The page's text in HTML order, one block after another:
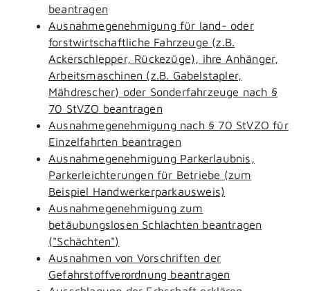
beantragen
Ausnahmegenehmigung für land- oder
forstwirtschaftliche Fahrzeuge (z.B.
Ackerschlepper, Rückezüge), ihre Anhänger,
Arbeitsmaschinen (z.B. Gabelstapler,
Mähdrescher) oder Sonderfahrzeuge nach §
70 StVZO beantragen
Ausnahmegenehmigung nach § 70 StVZO für
Einzelfahrten beantragen
Ausnahmegenehmigung Parkerlaubnis,
Parkerleichterungen für Betriebe (zum
Beispiel Handwerkerparkausweis)
Ausnahmegenehmigung zum
betäubungslosen Schlachten beantragen
("Schächten")
Ausnahmen von Vorschriften der
Gefahrstoffverordnung beantragen